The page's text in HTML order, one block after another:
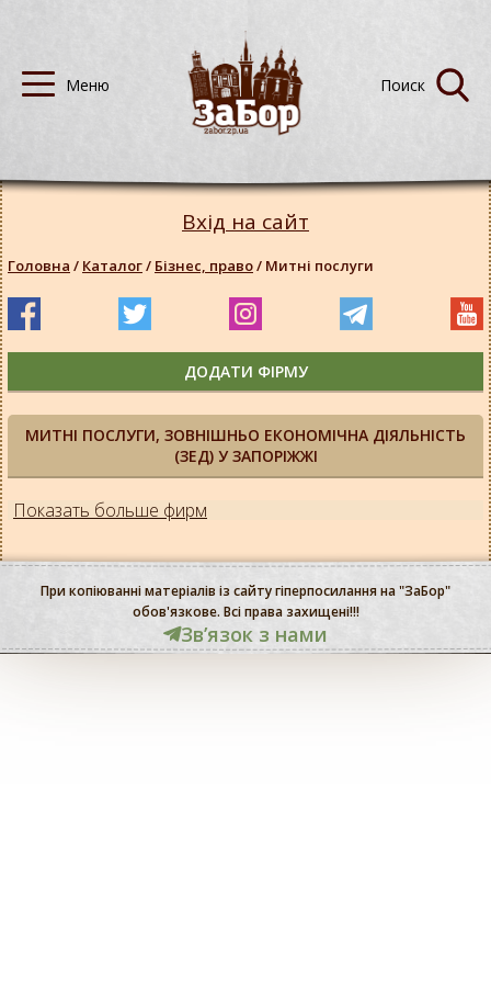
МИТНІ ПОСЛУГИ, ЗОВНІШНЬО ЕКОНОМІЧНА ДІЯЛЬНІСТЬ
(ЗЕД) У ЗАПОРІЖЖІ
Показать больше фирм
Вхід на сайт
Головна / Каталог/ Бізнес, право/ Митні послуги
ДОДАТИ ФІРМУ
При копіюванні матеріалів із сайту гіперпосилання на "ЗаБор"
обов'язкове. Всі права захищені!!!
Звʼязок з нами